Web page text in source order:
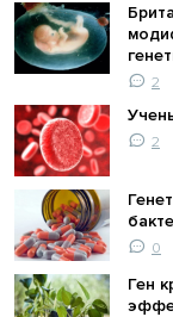
2
2
0
Ген